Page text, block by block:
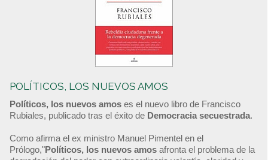
POLÍTICOS, LOS NUEVOS AMOS
Políticos, los nuevos amos es el nuevo libro de Francisco
Rubiales, publicado tras el éxito de Democracia secuestrada.
Como afirma el ex ministro Manuel Pimentel en el
Prólogo,"Políticos, los nuevos amos afronta el problema de la